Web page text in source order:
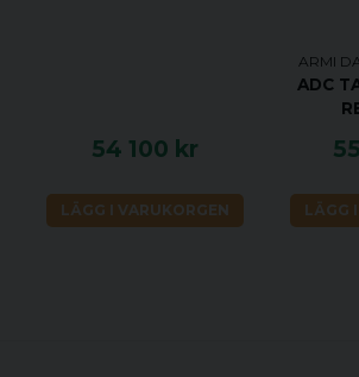
54 100 kr
LÄGG I VARUKORGEN
ARMI
ADC
LÄGG